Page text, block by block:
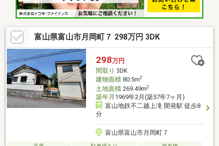
富山県富山市月岡町７ 298万円 3DK
298万円
間取り 3DK
建物面積80.5m2
土地面積269.49m2
築年月 1969年2月(築57年7ヶ月)
富山地鉄不二越上滝 開発駅 徒歩8
分
富山県富山市月岡町７